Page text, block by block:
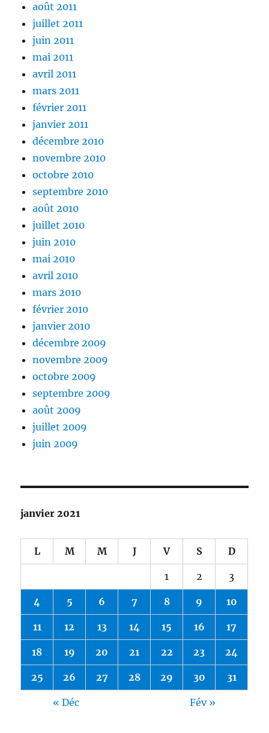
août 2011
juillet 2011
juin 2011
mai 2011
avril 2011
mars 2011
février 2011
janvier 2011
décembre 2010
novembre 2010
octobre 2010
septembre 2010
août 2010
juillet 2010
juin 2010
mai 2010
avril 2010
mars 2010
février 2010
janvier 2010
décembre 2009
novembre 2009
octobre 2009
septembre 2009
août 2009
juillet 2009
juin 2009
janvier 2021
L M M J V S D
1 2 3
4 5 6 7 8 9 10
11 12 13 14 15 16 17
18 19 20 21 22 23 24
25 26 27 28 29 30 31
« Déc Fév »